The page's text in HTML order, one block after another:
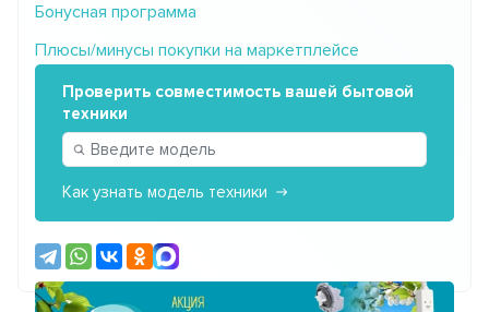
Бонусная программа
Плюсы/минусы покупки на маркетплейсе
Проверить совместимость вашей бытовой
техники
Как узнать модель техники